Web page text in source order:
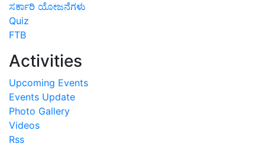
ಸರ್ಕಾರಿ ಯೋಜನೆಗಳು
Quiz
FTB
Activities
Upcoming Events
Events Update
Photo Gallery
Videos
Rss